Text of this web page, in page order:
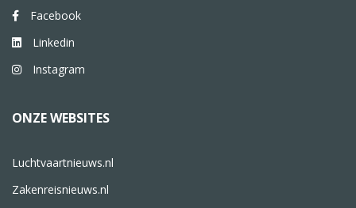
Facebook
Linkedin
Instagram
ONZE WEBSITES
Luchtvaartnieuws.nl
Zakenreisnieuws.nl